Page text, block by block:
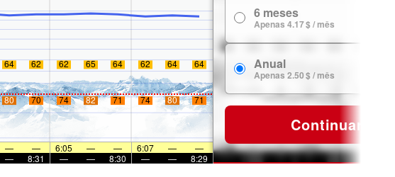
64 62 62 65 64 62 64 64
80 70 74 82 71 74 80 71
— — 6:05 — — 6:07 —
—
— 8:31 — — 8:30 — — 8:29
6 meses
Apenas 4.17 $ / mês
Anual
Apenas 2.50 $ / mês
Continuar